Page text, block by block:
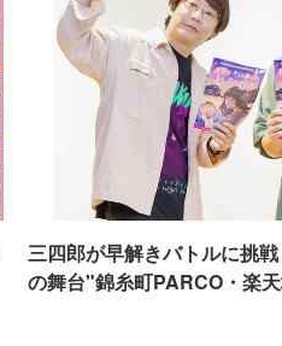
三四郎が早解きバトルに挑
の舞台"錦糸町PARCO・楽